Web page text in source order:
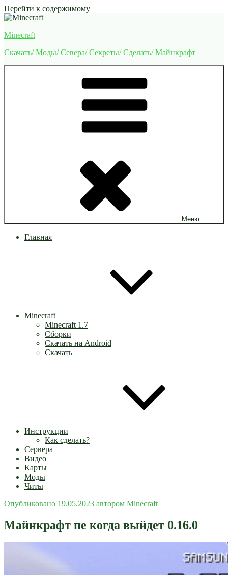
Перейти к содержимому
Minecraft
Скачать/ Моды/ Севера/ Секреты/ Сделать/ Майнкрафт
Меню
Главная
Minecraft
Minecraft 1.7
Сборки
Скачать на Android
Скачать
Инструкции
Как сделать?
Сервера
Видео
Карты
Моды
Читы
Опубликовано 19.05.2023 автором Minecraft
Майнкрафт пе когда выйдет 0.16.0